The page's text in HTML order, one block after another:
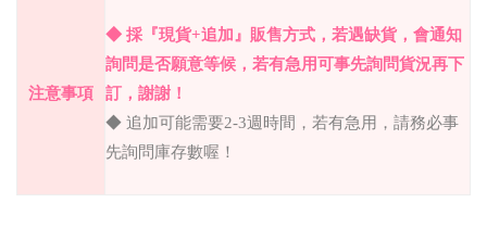
注意事項
◆ 採『現貨+追加』販售方式，若遇缺貨，會通知
詢問是否願意等候，若有急用可事先詢問貨況再下
訂，謝謝！
◆ 追加可能需要2-3週時間，若有急用，請務必事
先詢問庫存數喔！